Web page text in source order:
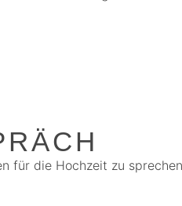
für die Hochzeit zu